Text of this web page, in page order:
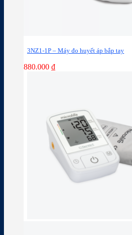
3NZ1-1P – Máy đo huyết áp bắp tay
880.000 ₫